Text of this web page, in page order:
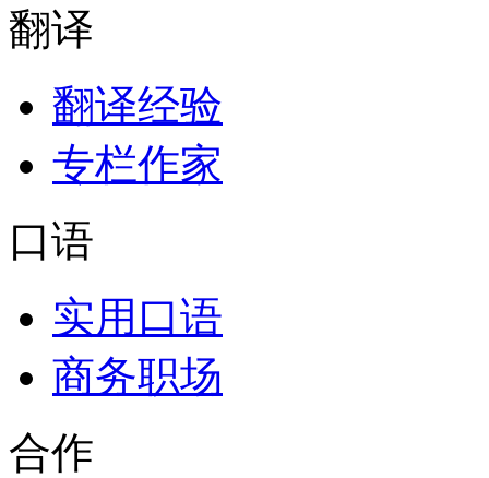
翻译
翻译经验
专栏作家
口语
实用口语
商务职场
合作